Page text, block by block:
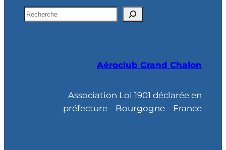
R
Aéroclub Grand Chalon
Association Loi 1901 déclarée en
préfecture – Bourgogne – France